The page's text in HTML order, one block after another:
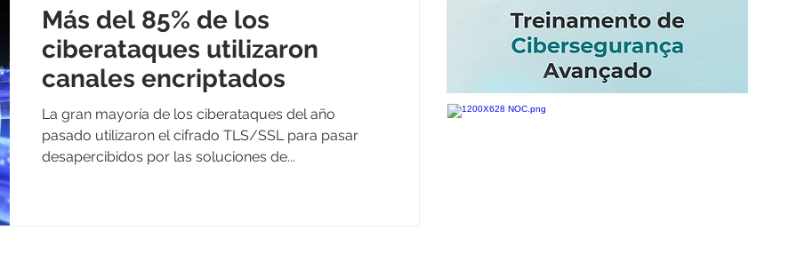
Más del 85% de los
ciberataques utilizaron
canales encriptados
La gran mayoría de los ciberataques del año
pasado utilizaron el cifrado TLS/SSL para pasar
desapercibidos por las soluciones de...